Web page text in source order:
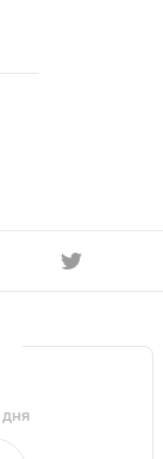
ДНЯ